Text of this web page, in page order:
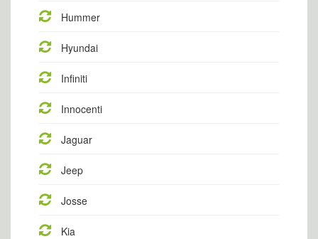
Hummer
Hyundai
Infiniti
Innocenti
Jaguar
Jeep
Josse
Kia